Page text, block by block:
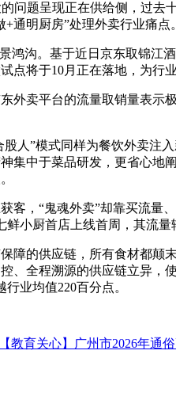
题呈现正在供给侧，过去
明厨房”处理外卖行业痛
沟。基于近日京东取锦江
点将于10月正在落地，为行
卖平台的流量取销量表示
”模式同样为餐饮外卖注
集中于菜品研发，更省心
，“鬼魂外卖”却靠买流量
鲜小厨首店上线首周，其流
的供应链，所有食材都颠
、全程溯源的供应链立异
业均值220百分点。
【教育关心】广州市2026年通